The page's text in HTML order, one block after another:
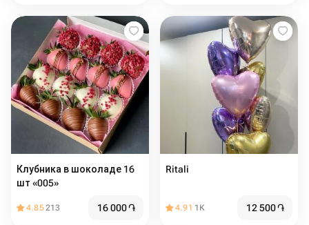
Клубника в шоколаде 16
шт «005»
4.85213 16 000֏
Ritali
4.91 1K 12 500֏